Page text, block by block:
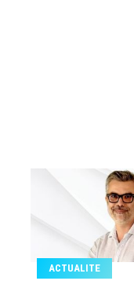
ACTUALITE